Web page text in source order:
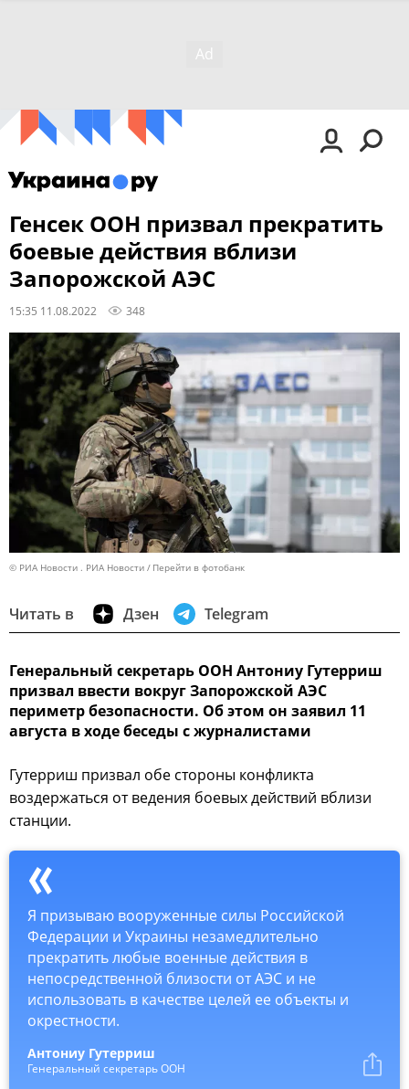
Генсек ООН призвал прекратить
боевые действия вблизи
Запорожской АЭС
15:35 11.08.2022 348
© РИА Новости . РИА Новости Перейти в фотобанк
Читать в Дзен Telegram
Генеральный секретарь ООН Антониу Гутерриш
призвал ввести вокруг Запорожской АЭС
периметр безопасности. Об этом он заявил 11
августа в ходе беседы с журналистами
Гутерриш призвал обе стороны конфликта
воздержаться от ведения боевых действий вблизи
станции.
Я призываю вооруженные силы Российской
Федерации и Украины незамедлительно
прекратить любые военные действия в
непосредственной близости от АЭС и не
использовать в качестве целей ее объекты и
окрестности.
Антониу Гутерриш
Генеральный секретарь ООН